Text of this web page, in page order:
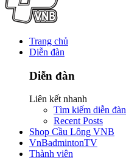
Trang chủ
Diễn đàn
Diễn đàn
Liên kết nhanh
Tìm kiếm diễn đàn
Recent Posts
Shop Cầu Lông VNB
VnBadmintonTV
Thành viên